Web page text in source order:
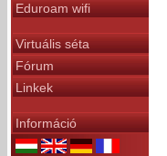
Eduroam wifi
Virtuális séta
Fórum
Linkek
Információ